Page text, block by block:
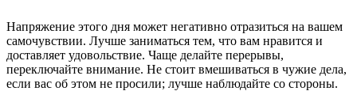
Напряжение этого дня может негативно отразиться на вашем
самочувствии. Лучше заниматься тем, что вам нравится и
доставляет удовольствие. Чаще делайте перерывы,
переключайте внимание. Не стоит вмешиваться в чужие дела,
если вас об этом не просили; лучше наблюдайте со стороны.